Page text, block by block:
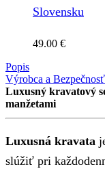
Slovensku
49.00 €
Popis
Výrobca a Bezpečnosť
Luxusný kravatový
manžetami
Luxusná kravata
slúžiť pri